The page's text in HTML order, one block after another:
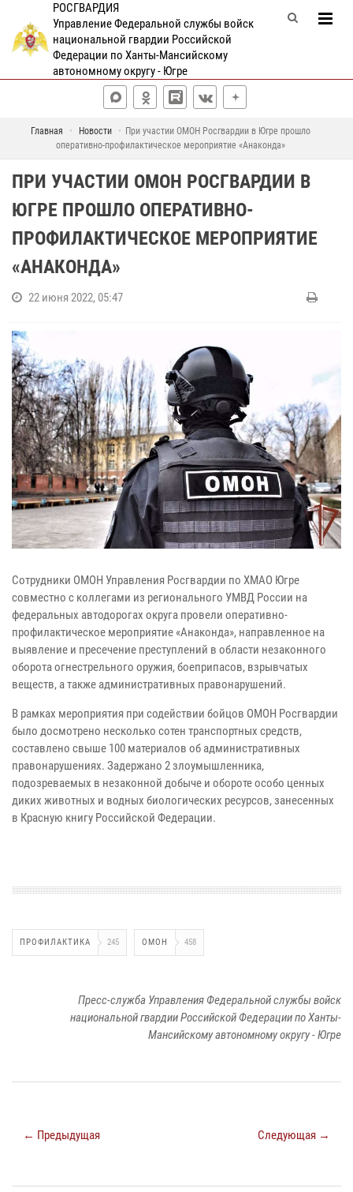
РОСГВАРДИЯ
Управление Федеральной службы войск
национальной гвардии Российской
Федерации по Ханты-Мансийскому
автономному округу - Югре
Главная Новости
При участии ОМОН Росгвардии в Югре прошло
оперативно-профилактическое мероприятие «Анаконда»
ПРИ УЧАСТИИ ОМОН РОСГВАРДИИ В
ЮГРЕ ПРОШЛО ОПЕРАТИВНО-
ПРОФИЛАКТИЧЕСКОЕ МЕРОПРИЯТИЕ
«АНАКОНДА»
22 июня 2022, 05:47
Сотрудники ОМОН Управления Росгвардии по ХМАО Югре
совместно с коллегами из регионального УМВД России на
федеральных автодорогах округа провели оперативно-
профилактическое мероприятие «Анаконда», направленное на
выявление и пресечение преступлений в области незаконного
оборота огнестрельного оружия, боеприпасов, взрывчатых
веществ, а также административных правонарушений.
В рамках мероприятия при содействии бойцов ОМОН Росгвардии
было досмотрено несколько сотен транспортных средств,
составлено свыше 100 материалов об административных
правонарушениях. Задержано 2 злоумышленника,
подозреваемых в незаконной добыче и обороте особо ценных
диких животных и водных биологических ресурсов, занесенных
в Красную книгу Российской Федерации.
ПРОФИЛАКТИКА 245 ОМОН 458
Пресс-служба Управления Федеральной службы войск
национальной гвардии Российской Федерации по Ханты-
Мансийскому автономному округу - Югре
← Предыдущая Следующая →